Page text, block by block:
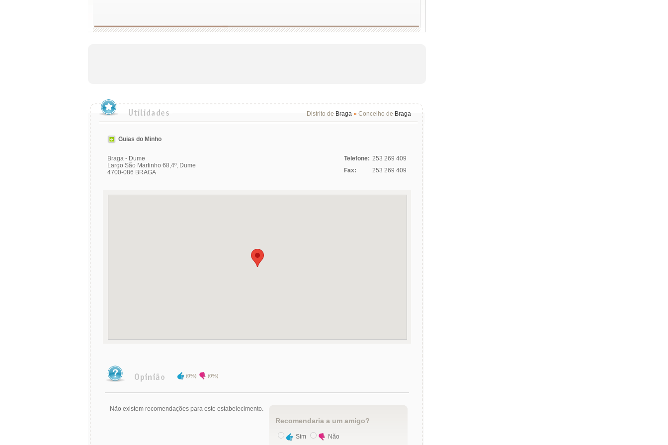
Distrito de Braga » Concelho de Braga
Guias do Minho
Braga - Dume
Largo São Martinho 68,4º, Dume
4700-086 BRAGA
Telefone: 253 269 409
Fax:
253 269 409
(0%) (0%)
Não existem recomendações para este estabelecimento.
Recomendaria a um amigo?
Sim Não